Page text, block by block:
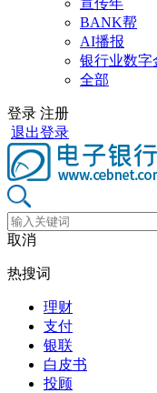
BANK帮
AI播报
银行业数字
全部
登录 注册
退出登录
取消
热搜词
理财
支付
银联
白皮书
投顾